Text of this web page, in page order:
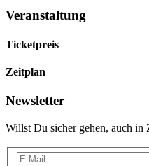
Veranstaltung
Ticketpreis
Zeitplan
Newsletter
Willst Du sicher gehen, auch